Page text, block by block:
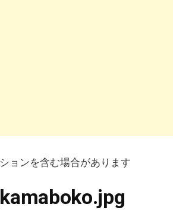
ョンを含む場合があります